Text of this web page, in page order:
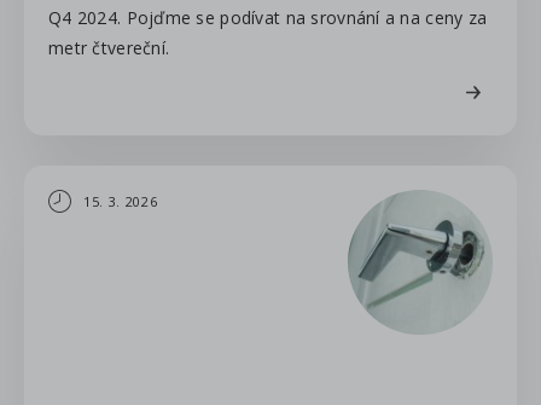
Q4 2024. Pojďme se podívat na srovnání a na ceny za
metr čtvereční.
15. 3. 2026